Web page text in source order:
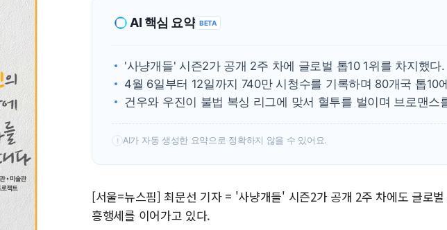
AI 핵심 요약 BETA
'사냥개들' 시즌2가 공개 2주 차에 글로벌 톱10 1위를 차지했다.
4월 6일부터 12일까지 740만 시청수를 기록하며 80개국 톱10
건우와 우진이 불법 복싱 리그에 맞서 혈투를 벌이며 브로맨스
! AI가 자동 생성한 요약으로 정확하지 않을 수 있어요.
[서울=뉴스핌] 최문선 기자 = '사냥개들' 시즌2가 공개 2주 차에도 글로
흥행세를 이어가고 있다.